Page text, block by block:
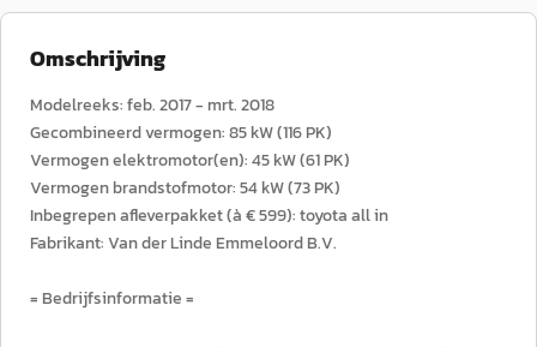
Omschrijving
Modelreeks: feb. 2017 - mrt. 2018
Gecombineerd vermogen: 85 kW (116 PK)
Vermogen elektromotor(en): 45 kW (61 PK)
Vermogen brandstofmotor: 54 kW (73 PK)
Inbegrepen afleverpakket (à € 599): toyota all in
Fabrikant: Van der Linde Emmeloord B.V.
= Bedrijfsinformatie =